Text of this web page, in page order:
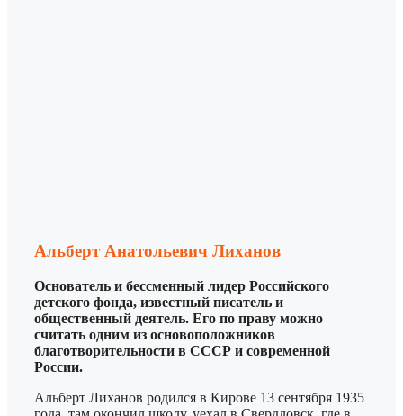
Альберт Анатольевич Лиханов
Основатель и бессменный лидер Российского
детского фонда, известный писатель и
общественный деятель. Его по праву можно
считать одним из основоположников
благотворительности в СССР и современной
России.
Альберт Лиханов родился в Кирове 13 сентября 1935